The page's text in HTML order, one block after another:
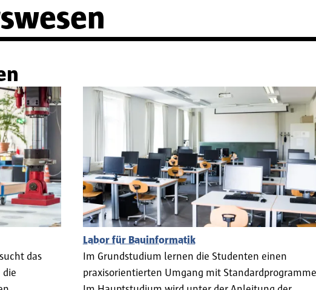
das
die
Labor für Bauinformatik
Im Grundstudium lernen die Studenten einen
praxisorientierten Umgang mit